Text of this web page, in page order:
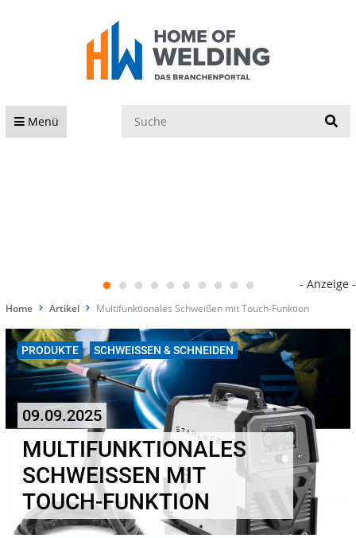
Menü
- Anzeige -
Home Artikel Multifunktionales Schweißen mit Touch-Funktion
PRODUKTE SCHWEISSEN & SCHNEIDEN
09.09.2025
MULTIFUNKTIONALES
SCHWEISSEN MIT T
OUCH-FUNKTION